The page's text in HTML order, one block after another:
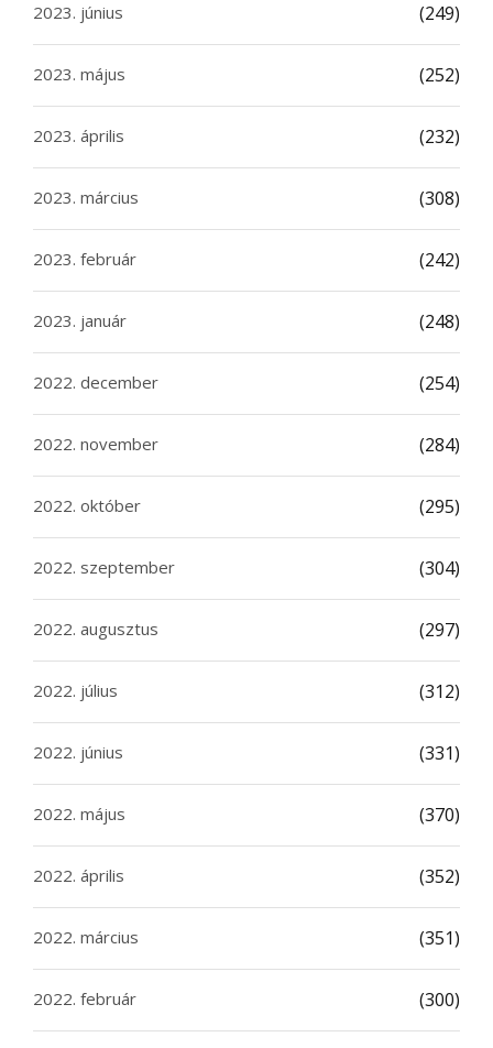
2023. június (249)
2023. május (252)
2023. április (232)
2023. március (308)
2023. február (242)
2023. január (248)
2022. december (254)
2022. november (284)
2022. október (295)
2022. szeptember (304)
2022. augusztus (297)
2022. július (312)
2022. június (331)
2022. május (370)
2022. április (352)
2022. március (351)
2022. február (300)